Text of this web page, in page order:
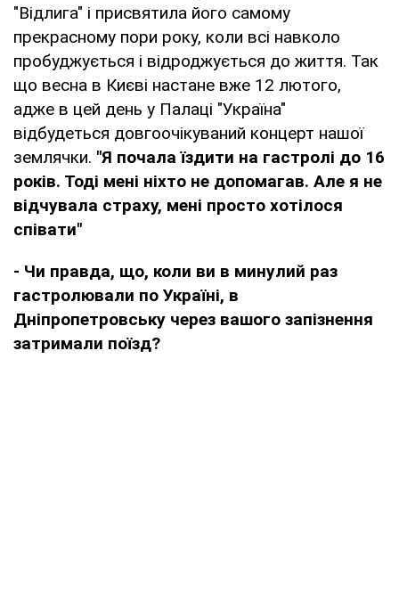
"Відлига" і присвятила його самому
прекрасному пори року, коли всі навколо
пробуджується і відроджується до життя. Так
що весна в Києві настане вже 12 лютого,
адже в цей день у Палаці "Україна"
відбудеться довгоочікуваний концерт нашої
землячки. "Я почала їздити на гастролі до 16
років. Тоді мені ніхто не допомагав. Але я не
відчувала страху, мені просто хотілося
співати"
- Чи правда, що, коли ви в минулий раз
гастролювали по Україні, в
Дніпропетровську через вашого запізнення
затримали поїзд?